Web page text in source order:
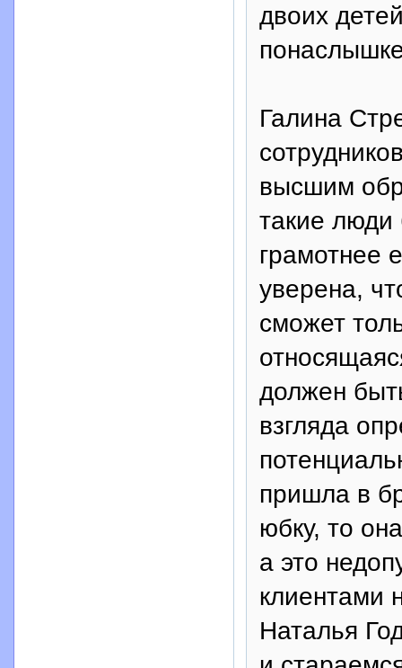
двоих
Галина
высшим
такие
грамотнее
уверена,
сможет
должен
взгляда
пришла в
юбку, то
а это
клиентами
Наталья